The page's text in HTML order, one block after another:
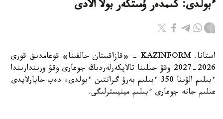
ءبولدى: كىمدەر ۇمىتكەر بولا الادى
استانا. KAZINFORM - «قازاقستان حالقىنا» قوعامدىق قورى
2026-2027 وقۋ جىلىنا تالاپكەرلەردىڭ جوعارى وقۋ ورىندارىندا
ءبىلىم الۋىنا 350 ءبىلىم بەرۋ گرانتىن ءبولدى، دەپ حابارلايدى
عىلىم جانە جوعارى ءبىلىم مينيسترلىگى.